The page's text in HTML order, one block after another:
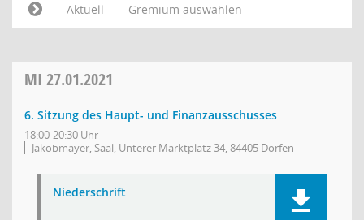
Aktuell
Gremium auswählen
MI 27.01.2021
6. Sitzung des Haupt- und Finanzausschusses
18:00-20:30 Uhr
Jakobmayer, Saal, Unterer Marktplatz 34, 84405 Dorfen
Niederschrift